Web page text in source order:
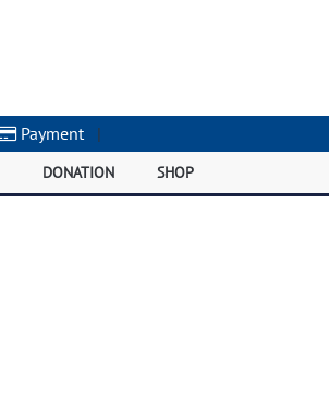
Payment |
DONATION SHOP